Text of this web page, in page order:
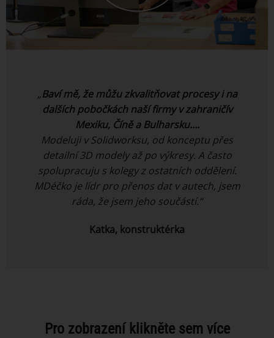
„Baví mě, že můžu zkvalitňovat procesy i na
dalších pobočkách naší firmy vzahraničív
Mexiku, Číně a Bulharsku….
Modeluji v Solidworksu, od konceptu přes
detailní 3D modely až po výkresy. A často
spolupracuju s kolegy z ostatních oddělení.
MDéčko je lídr pro přenos dat v autech, jsem
ráda, že jsem jeho součástí.“
Katka, konstruktérka
Pro zobrazení klikněte sem více